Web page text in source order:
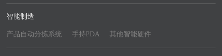
智能制造
产品自动分拣系统 手持PDA 其他智能硬件